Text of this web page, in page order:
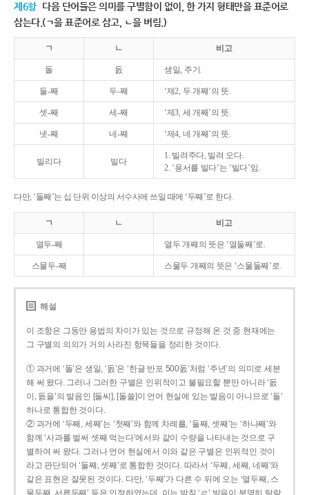
제6항 다음 단어들은 의미를 구별함이 없이, 한 가지 형태만을 표준어로
삼는다.(ㄱ을 표준어로 삼고, ㄴ을 버림.)
ㄱ ㄴ 비고
돌 돐 생일, 주기.
둘-째 두-째 ‘제2, 두 개째’의 뜻.
셋-째 세-째 ‘제3, 세 개째’의 뜻.
넷-째 네-째 ‘제4, 네 개째’의 뜻.
빌리다 빌다
1. 빌려주다, 빌려 오다.
2. ‘용서를 빌다’는 ‘빌다’임.
다만, ‘둘째’는 십 단위 이상의 서수사에 쓰일 때에 ‘두째’로 한다.
ㄱ ㄴ 비고
열두-째 열두 개째의 뜻은 ‘열둘째’로.
스물두-째 스물두 개째의 뜻은 ‘스물둘째’로.
해설
이 조항은 그동안 용법의 차이가 있는 것으로 규정해 온 것 중 현재에는
그 구별의 의의가 거의 사라진 항목들을 정리한 것이다.
① 과거에 ‘돌’은 생일, ‘돐’은 ‘한글 반포 500돐’처럼 ‘주년’의 의미로 세분
해 써 왔다. 그러나 그러한 구별은 인위적이고 불필요할 뿐만 아니라 ‘돐
이, 돐을’의 발음인 [돌씨], [돌쓸]이 언어 현실에 있는 발음이 아니므로 ‘돌’
하나로 통합한 것이다.
② 과거에 ‘두째, 세째’는 ‘첫째’와 함께 차례를, ‘둘째, 셋째’는 ‘하나째’와
함께 ‘사과를 벌써 셋째 먹는다’에서와 같이 수량을 나타내는 것으로 구
별하여 써 왔다. 그러나 언어 현실에서 이와 같은 구별은 인위적인 것이
라고 판단되어 ‘둘째, 셋째’로 통합한 것이다. 따라서 ‘두째, 세째, 네째’와
같은 표현은 잘못된 것이다. 다만, ‘두째’가 다른 수 뒤에 오는 ‘열두째, 스
물두째, 서른두째’ 등은 인정하였는데, 이는 받침 ‘ㄹ’ 발음이 분명히 탈락